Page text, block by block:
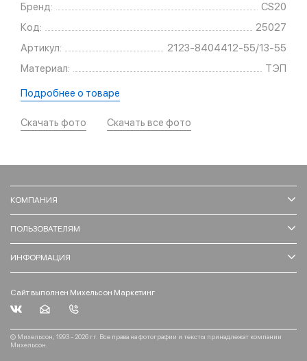
Бренд:
CS20
Код:
25027
Артикул:
2123-8404412-55/13-55
Материал:
ТЭП
Подробнее о товаре
Скачать фото Скачать все фото
КОМПАНИЯ
ПОЛЬЗОВАТЕЛЯМ
ИНФОРМАЦИЯ
Сайт выполнен Михельсон Маркетинг
© Михельсон, 1993 - 2026 гг. Все права на фотографии и тексты принадлежат компании
Михельсон.